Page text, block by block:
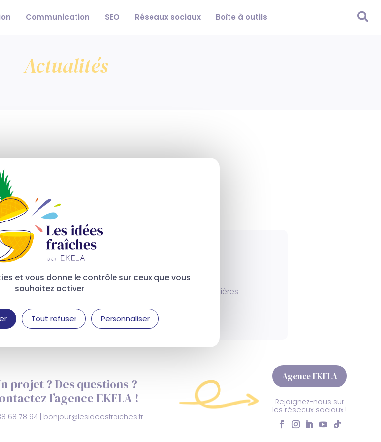
Communication SEO Réseaux sociaux Boîte à outils 
Actualités
d'Idées Fraîches
vous abonner, et recevez notre newsletter avec les dernières
projet ? Des questions ?
l’agence EKELA !
68 78 94 bonjour@lesideesfraiches.fr
Agence EKELA
Rejoignez-nous sur
les réseaux sociaux !
et vous donne le contrôle sur ceux que vous
souhaitez activer
Tout refuser Personnaliser